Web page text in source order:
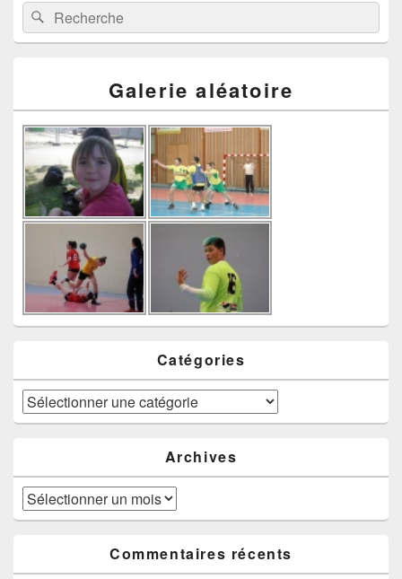
Recherche :Rechercher
Galerie aléatoire
Catégories
Catégories
Archives
Archives
Commentaires récents